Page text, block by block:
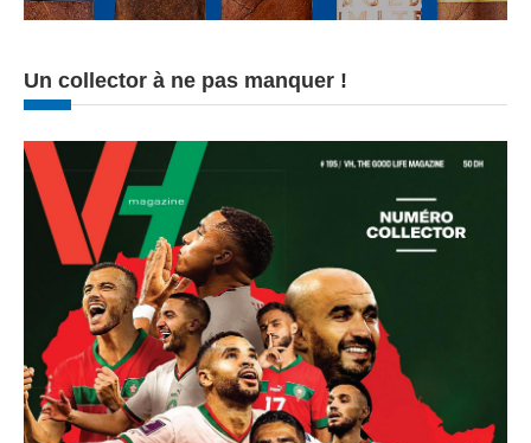
Un collector à ne pas manquer !